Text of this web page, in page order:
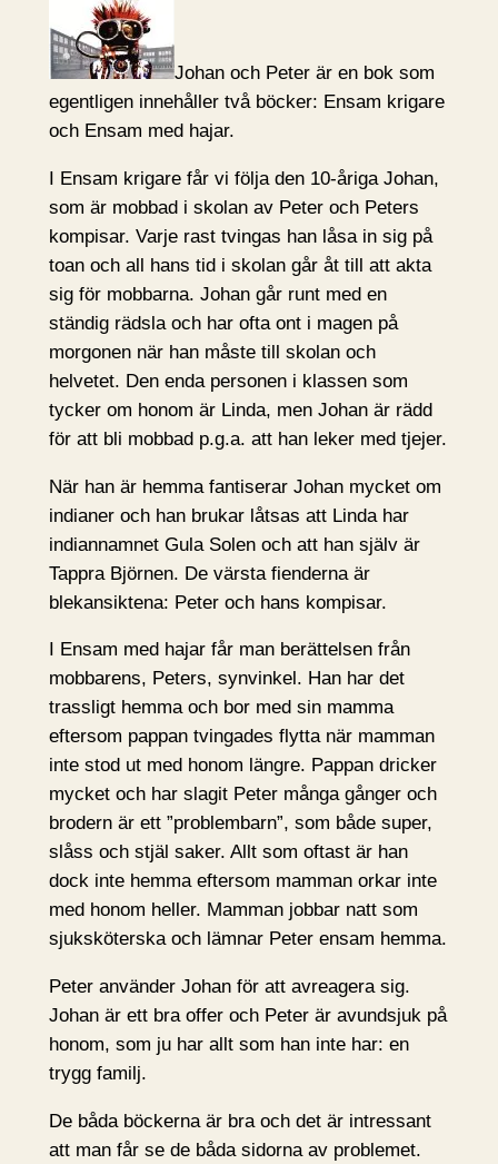
Johan och Peter är en bok som
egentligen innehåller två böcker: Ensam krigare
och Ensam med hajar.
I Ensam krigare får vi följa den 10-åriga Johan,
som är mobbad i skolan av Peter och Peters
kompisar. Varje rast tvingas han låsa in sig på
toan och all hans tid i skolan går åt till att akta
sig för mobbarna. Johan går runt med en
ständig rädsla och har ofta ont i magen på
morgonen när han måste till skolan och
helvetet. Den enda personen i klassen som
tycker om honom är Linda, men Johan är rädd
för att bli mobbad p.g.a. att han leker med tjejer.
När han är hemma fantiserar Johan mycket om
indianer och han brukar låtsas att Linda har
indiannamnet Gula Solen och att han själv är
Tappra Björnen. De värsta fienderna är
blekansiktena: Peter och hans kompisar.
I Ensam med hajar får man berättelsen från
mobbarens, Peters, synvinkel. Han har det
trassligt hemma och bor med sin mamma
eftersom pappan tvingades flytta när mamman
inte stod ut med honom längre. Pappan dricker
mycket och har slagit Peter många gånger och
brodern är ett ”problembarn”, som både super,
slåss och stjäl saker. Allt som oftast är han
dock inte hemma eftersom mamman orkar inte
med honom heller. Mamman jobbar natt som
sjuksköterska och lämnar Peter ensam hemma.
Peter använder Johan för att avreagera sig.
Johan är ett bra offer och Peter är avundsjuk på
honom, som ju har allt som han inte har: en
trygg familj.
De båda böckerna är bra och det är intressant
att man får se de båda sidorna av problemet.